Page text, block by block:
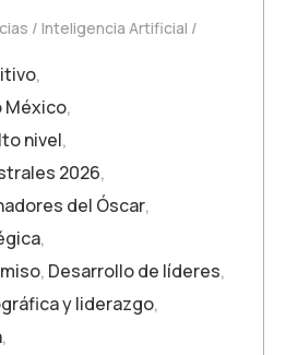
Inteligencia Artificial
,
México,
nivel,
2026,
del Óscar,
,
, Desarrollo de líderes,
y liderazgo,
,